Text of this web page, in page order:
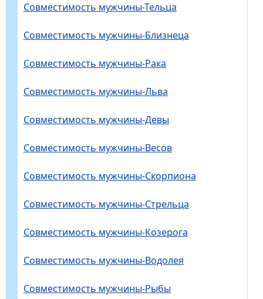
Совместимость мужчины-Тельца
Совместимость мужчины-Близнеца
Совместимость мужчины-Рака
Совместимость мужчины-Льва
Совместимость мужчины-Девы
Совместимость мужчины-Весов
Совместимость мужчины-Скорпиона
Совместимость мужчины-Стрельца
Совместимость мужчины-Козерога
Совместимость мужчины-Водолея
Совместимость мужчины-Рыбы